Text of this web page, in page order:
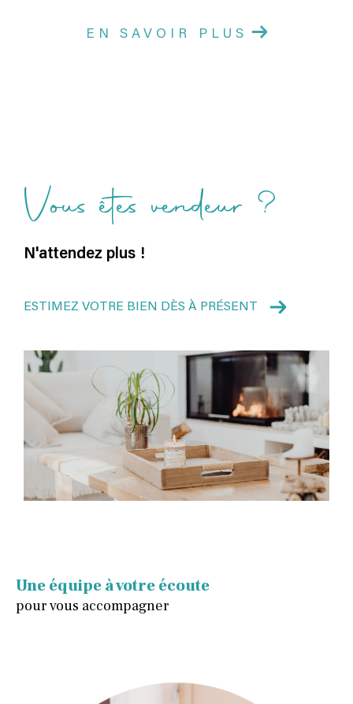
EN SAVOIR PLUS
Vous êtes vendeur ?
N'attendez plus !
ESTIMEZ VOTRE BIEN DÈS À PRÉSENT
Une équipe à votre écoute
pour vous accompagner